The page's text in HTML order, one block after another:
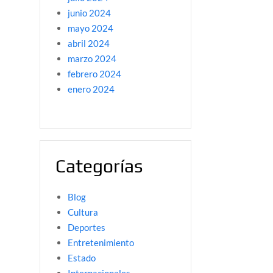
junio 2024
mayo 2024
abril 2024
marzo 2024
febrero 2024
enero 2024
Categorías
Blog
Cultura
Deportes
Entretenimiento
Estado